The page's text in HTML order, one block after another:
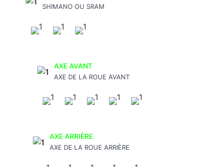
SHIMANO OU SRAM
AXE AVANT
AXE DE LA ROUE AVANT
AXE ARRIÈRE
AXE DE LA ROUE ARRIÈRE